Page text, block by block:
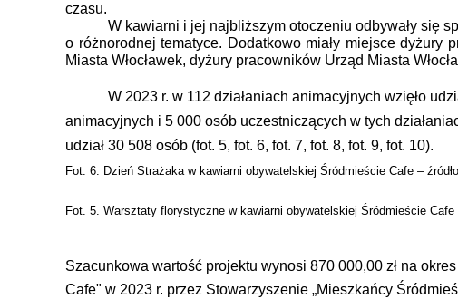
czasu.
W kawiarni i jej najbliższym otoczeniu odbywały się
o różnorodnej tematyce. Dodatkowo miały miejsce dyżury
Miasta Włocławek, dyżury pracowników Urząd Miasta
W 2023 r. w 112 działaniach animacyjnych wzięło
animacyjnych i 5 000 osób uczestniczących w tych
udział 30 508 osób (fot. 5, fot. 6, fot. 7, fot. 8, fot. 9, fot. 10).
Fot. 6. Dzień Strażaka w kawiarni obywatelskiej Śródmieście Cafe –
Fot. 5. Warsztaty florystyczne w kawiarni obywatelskiej Śródmieście Cafe
Szacunkowa wartość projektu wynosi 870 000,00 zł na
Cafe" w 2023 r. przez Stowarzyszenie „Mieszkańcy